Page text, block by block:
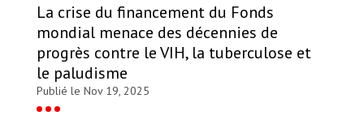
La crise du financement du Fonds
mondial menace des décennies de
progrès contre le VIH, la tuberculose et
le paludisme
Publié le Nov 19, 2025